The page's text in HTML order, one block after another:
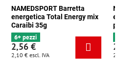
NAMEDSPORT Barretta
energetica Total Energy mix
Caraibi 35g
6+ pezzi
2,56 €
2,10 € escl. IVA